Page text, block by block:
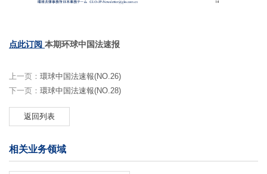
点此订阅 本期环球中国法速报
上一页： 環球中国法速報(NO.26)
下一页： 環球中国法速報(NO.28)
返回列表
相关业务领域